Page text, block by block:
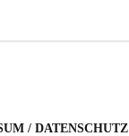
/ DATENSCHUTZ